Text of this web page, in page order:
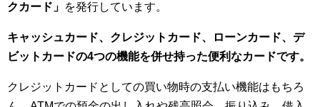
クカード」 を発行しています。
キャッシュカード、クレジットカード、ローンカード、デ
ビットカードの4つの機能を併せ持った便利なカードです。
クレジットカードとしての買い物時の支払い機能はもちろ